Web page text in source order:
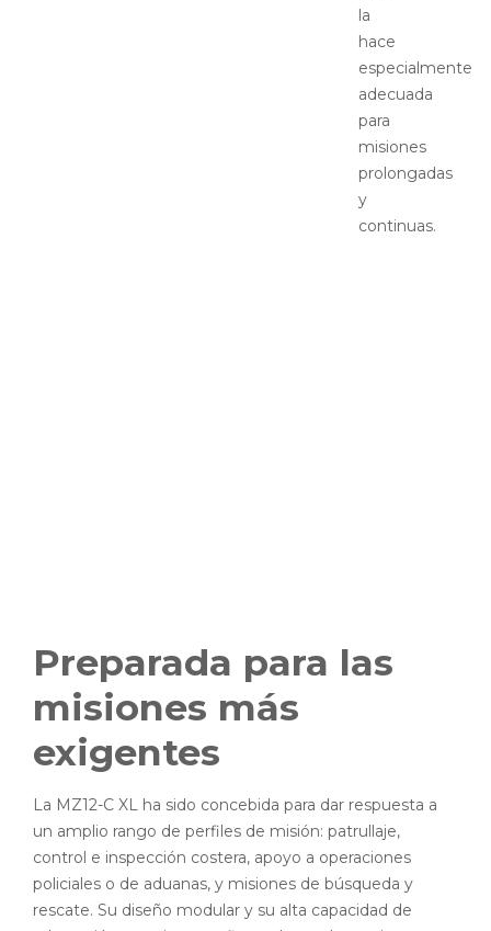
la
hace
especialmente
adecuada
para
misiones
prolongadas
y
continuas.
Preparada para las
misiones más
exigentes
La MZ12-C XL ha sido concebida para dar respuesta a
un amplio rango de perfiles de misión: patrullaje,
control e inspección costera, apoyo a operaciones
policiales o de aduanas, y misiones de búsqueda y
rescate. Su diseño modular y su alta capacidad de